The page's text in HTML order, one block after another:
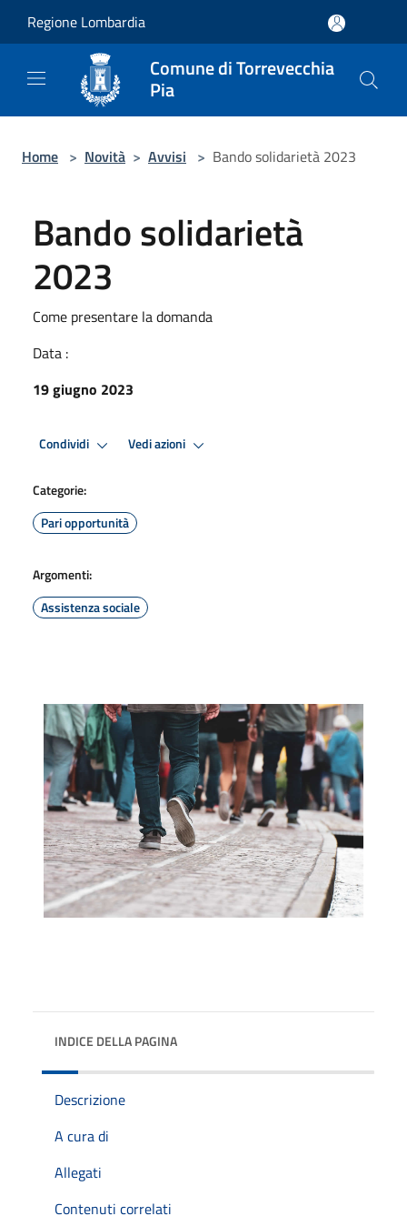
Regione Lombardia
Comune di Torrevecchia
Pia
Home > Novità > Avvisi > Bando solidarietà 2023
Bando solidarietà
2023
Come presentare la domanda
Data :
19 giugno 2023
Condividi Vedi azioni
Categorie:
Pari opportunità
Argomenti:
Assistenza sociale
INDICE DELLA PAGINA
Descrizione
A cura di
Allegati
Contenuti correlati